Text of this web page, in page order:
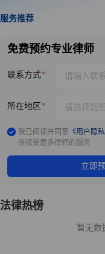
服务推荐
免费预约专业律师
联系方式
所在地区
我已阅读并同意 《用户隐
许接受更多律师的服务
立即
法律热榜
暂无数